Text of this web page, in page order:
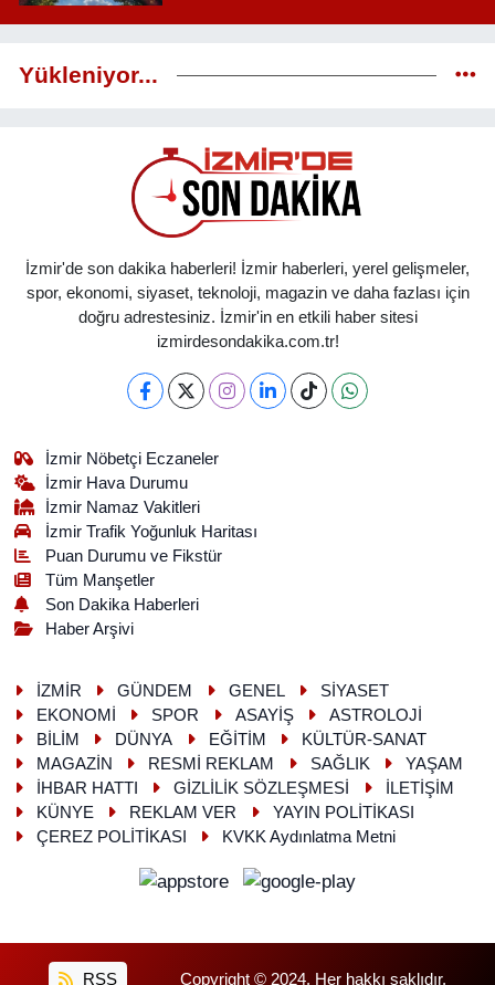
Yükleniyor...
İzmir'de son dakika haberleri! İzmir haberleri, yerel gelişmeler,
spor, ekonomi, siyaset, teknoloji, magazin ve daha fazlası için
doğru adrestesiniz. İzmir'in en etkili haber sitesi
izmirdesondakika.com.tr!
İzmir Nöbetçi Eczaneler
İzmir Hava Durumu
İzmir Namaz Vakitleri
İzmir Trafik Yoğunluk Haritası
Puan Durumu ve Fikstür
Tüm Manşetler
Son Dakika Haberleri
Haber Arşivi
İZMİR GÜNDEM GENEL
SİYASET
EKONOMİ
SPOR ASAYİŞ
ASTROLOJİ
BİLİM
DÜNYA EĞİTİM
KÜLTÜR-SANAT
MAGAZİN
RESMİ REKLAM SAĞLIK
YAŞAM
İHBAR HATTI
GİZLİLİK SÖZLEŞMESİ
İLETİŞİM
KÜNYE
REKLAM VER
YAYIN POLİTİKASI
ÇEREZ POLİTİKASI
KVKK Aydınlatma Metni
RSS Copyright © 2024. Her hakkı saklıdır.